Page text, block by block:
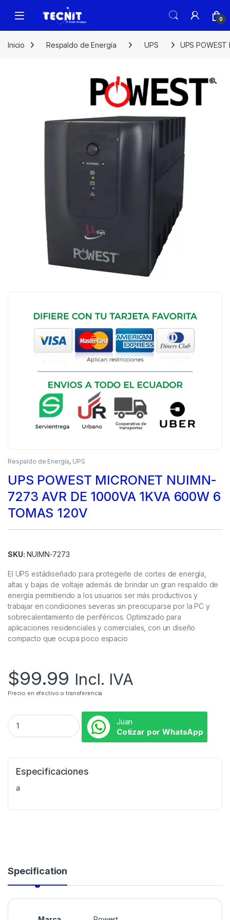
0
Inicio Respaldo de Energía UPS UPS POWEST
🔍
Respaldo de Energía, UPS
UPS POWEST MICRONET NUIMN-
7273 AVR DE 1000VA 1KVA 600W 6
TOMAS 120V
SKU: NUIMN-7273
El UPS estádiseñado para protegerle de cortes de energía,
altas y bajas de voltaje además de brindar un gran respaldo de
energía permitiendo a los usuarios ser más productivos y
trabajar en condiciones severas sin preocuparse por la PC y
sobrecalentamiento de periféricos. Optimizado para
aplicaciones residenciales y comerciales, con un diseño
compacto que ocupa poco espacio
$99.99 Incl. IVA
Precio en efectivo o transferencia
Juan
Cotizar por WhatsApp
Especificaciones
a
Specification